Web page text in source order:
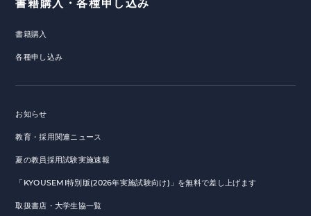
書籍購入・各種申し込み
書籍購入
各種申し込み
お知らせ
教育・採用関連ニュース
夏の教員採用試験実施速報
「KYOUSEMI特別版(2026年実施試験向け)」を無料で差し上げます
取扱書店・大学生協一覧